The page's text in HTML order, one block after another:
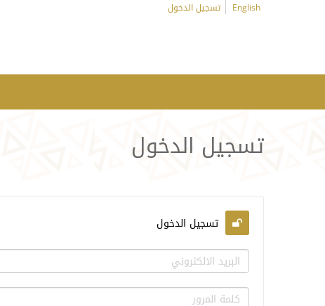
English تسجيل الدخول
تسجيل الدخول
تسجيل الدخول